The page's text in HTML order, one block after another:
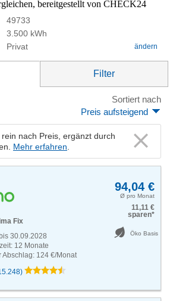
bereitgestellt von CHECK24